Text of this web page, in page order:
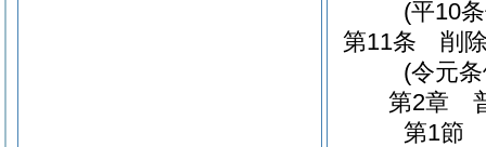
(平10
第11条
削
(令元
第2章
第1節